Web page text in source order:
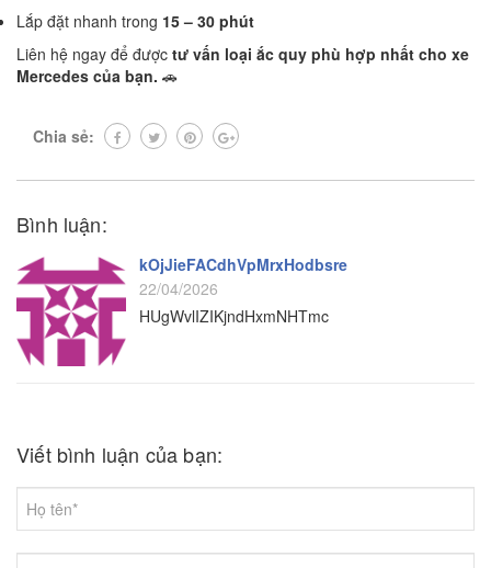
Lắp đặt nhanh trong 15 – 30 phút
Liên hệ ngay để được tư vấn loại ắc quy phù hợp nhất cho xe
Mercedes của bạn. 🚗
Chia sẻ:
Bình luận:
kOjJieFACdhVpMrxHodbsre
22/04/2026
HUgWvlIZIKjndHxmNHTmc
Viết bình luận của bạn: